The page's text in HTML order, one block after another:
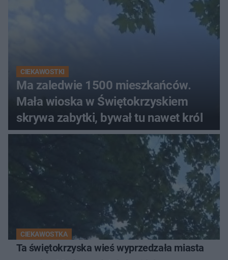
CIEKAWOSTKI
Ma zaledwie 1500 mieszkańców.
Mała wioska w Świętokrzyskiem
skrywa zabytki, bywał tu nawet król
CIEKAWOSTKA
Ta świętokrzyska wieś wyprzedzała miasta